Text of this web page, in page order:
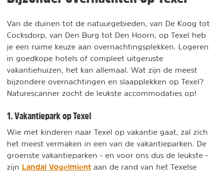
Van de duinen tot de natuurgebieden, van De Koog tot
Cocksdorp, van Den Burg tot Den Hoorn, op Texel heb
je een ruime keuze aan overnachtingsplekken. Logeren
in goedkope hotels of compleet uitgeruste
vakantiehuizen, het kan allemaal. Wat zijn de meest
bijzondere overnachtingen en slaapplekken op Texel?
Naturescanner zocht de leukste accommodaties op!
1. Vakantiepark op Texel
Wie met kinderen naar Texel op vakantie gaat, zal zich
het meest vermaken in een van de vakantieparken. De
groenste vakantieparken - en voor ons dus de leukste -
zijn Landal Vogelmient aan de rand van het Texelse